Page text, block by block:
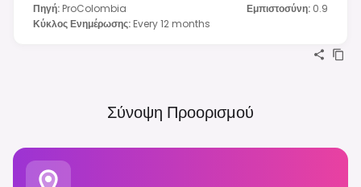
Πηγή: ProColombia Εμπιστοσύνη: 0.9
Κύκλος Ενημέρωσης: Every 12 months
Σύνοψη Προορισμού